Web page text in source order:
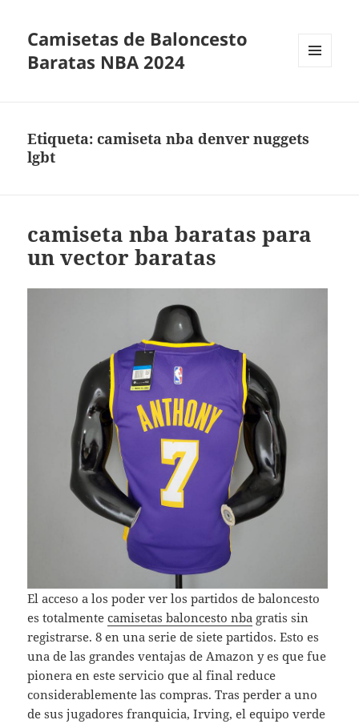
Camisetas de Baloncesto
Baratas NBA 2024
Etiqueta:camiseta nba denver nuggets
lgbt
camiseta nba baratas para
un vector baratas
El acceso a los poder ver los partidos de baloncesto
es totalmentecamisetas baloncesto nba gratis sin
registrarse. 8 en una serie de siete partidos. Esto es
una de las grandes ventajas de Amazon y es que fue
pionera en este servicio que al final reduce
considerablemente las compras. Tras perder a uno
de sus jugadores franquicia, Irving, el equipo verde